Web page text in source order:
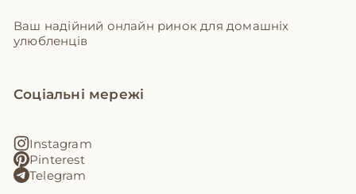
Ваш надійний онлайн ринок для домашніх
улюбленців
Соціальні мережі
Instagram
Pinterest
Telegram